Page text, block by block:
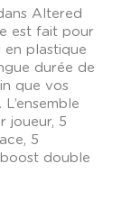
Altered
est fait pour
en plastique
durée de
que vos
joueur, 5
5
double